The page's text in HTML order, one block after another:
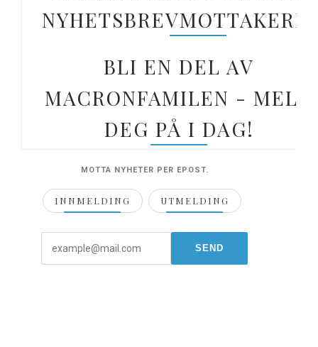
NYHETSBREVMOTTAKERE.
BLI EN DEL AV
MACRONFAMILEN - MELD
DEG PÅ I DAG!
MOTTA NYHETER PER EPOST.
INNMELDING UTMELDING